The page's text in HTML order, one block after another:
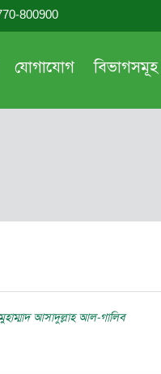
800900
যোগাযোগ বিভাগসমূহ
প্রবন্ধ সমুহ
মহিলা অঙ্গন
আসাদুল্লাহ আল-গালিব